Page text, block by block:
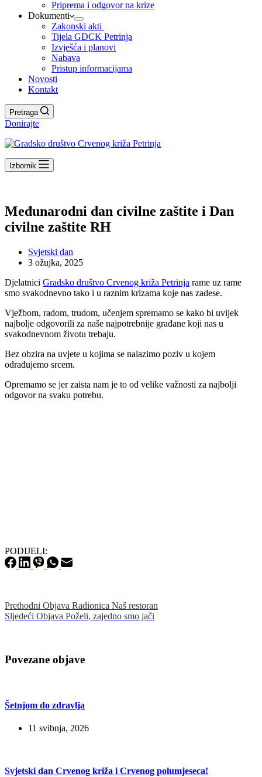
Priprema i odgovor na krize
Dokumenti
Zakonski akti
Tijela GDCK Petrinja
Izvješća i planovi
Nabava
Pristup informacijama
Novosti
Kontakt
Pretraga
Donirajte
Izbornik
Međunarodni dan civilne zaštite i Dan
civilne zaštite RH
Svjetski dan
3 ožujka, 2025
Djelatnici Gradsko društvo Crvenog križa Petrinja rame uz rame
smo svakodnevno tako i u raznim krizama koje nas zadese.
Vježbom, radom, trudom, učenjem spremamo se kako bi uvijek
najbolje odgovorili za naše najpotrebnije građane koji nas u
svakodnevnom životu trebaju.
Bez obzira na uvjete u kojima se nalazimo poziv u kojem
odrađujemo srcem.
Opremamo se jer zaista nam je to od velike važnosti za najbolji
odgovor na svaku potrebu.
PODIJELI:
Prethodni Objava Radionica Naš restoran
Sljedeći Objava Poželi, zajedno smo jači
Povezane objave
Šetnjom do zdravlja
11 svibnja, 2026
Svjetski dan Crvenog križa i Crvenog polumjeseca!